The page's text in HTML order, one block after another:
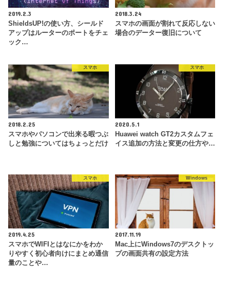
2019.2.3
ShieldsUP!の使い方、シールド
アップはルーターのポートをチェ
ック…
2018.3.24
スマホの画面が割れて反応しない
場合のデーター復旧について
スマホ
2018.2.25
スマホやパソコンで出来る暇つぶ
しと勉強についてはちょっとだけ
スマホ
2020.5.1
Huawei watch GT2カスタムフェ
イス追加の方法と変更の仕方や…
スマホ
2019.4.25
スマホでWIFIとはなにかをわか
りやすく初心者向けにまとめ通信
量のことや…
Windows
2017.11.19
Mac上にWindows7のデスクトッ
プの画面共有の設定方法